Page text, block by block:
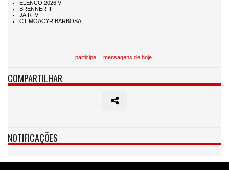
participe mensagens de hoje
COMPARTILHAR
NOTIFICAÇÕES